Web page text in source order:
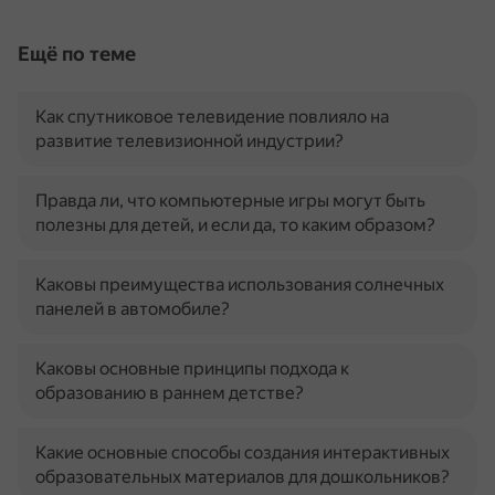
Ещё по теме
Как спутниковое телевидение повлияло на
развитие телевизионной индустрии?
Правда ли, что компьютерные игры могут быть
полезны для детей, и если да, то каким образом?
Каковы преимущества использования солнечных
панелей в автомобиле?
Каковы основные принципы подхода к
образованию в раннем детстве?
Какие основные способы создания интерактивных
образовательных материалов для дошкольников?